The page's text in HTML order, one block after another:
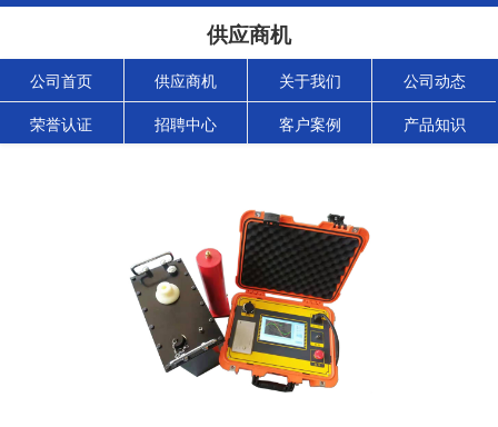
供应商机
公司首页 供应商机 关于我们 公司动态
荣誉认证 招聘中心 客户案例 产品知识